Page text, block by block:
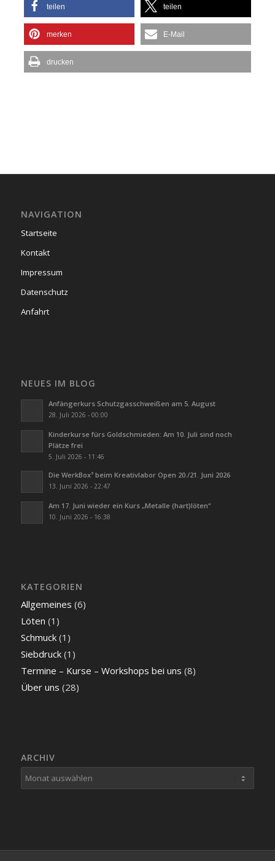
teilen teilen
merken E-Mail
drucken
NAVIGATION
Startseite
Kontakt
Impressum
Datenschutz
Anfahrt
NEUES IM BLOG
Anfängerkurs Schutzgasschweißen am 5. August
28. Juli 2026 - 00:00
Kinderkurse fürs Goldschmieden: Am 10. Juli sind noch
Plätze frei
5. Juli 2026 - 11:46
Die WerkBox³ beim Kreativlabor Open 20./21. Juni 2026
13. Juni 2026 - 22:47
Am 17. Juni wieder ein Kurs „Metalle (hart)löten“
10. Juni 2026 - 16:38
KATEGORIEN
Allgemeines (6)
Löten (1)
Schmuck(1)
Siebdruck(1)
Termine – Kurse – Workshops bei uns (8)
Über uns (28)
ARCHIV